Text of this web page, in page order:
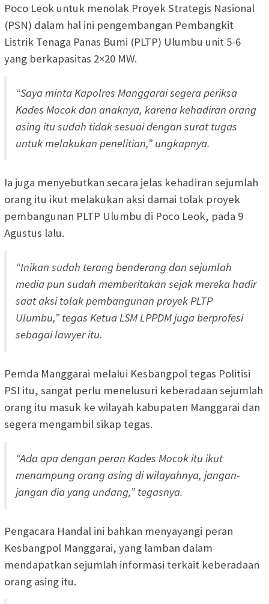
Poco Leok untuk menolak Proyek Strategis Nasional
(PSN) dalam hal ini pengembangan Pembangkit
Listrik Tenaga Panas Bumi (PLTP) Ulumbu unit 5-6
yang berkapasitas 2×20 MW.
“Saya minta Kapolres Manggarai segera periksa
Kades Mocok dan anaknya, karena kehadiran orang
asing itu sudah tidak sesuai dengan surat tugas
untuk melakukan penelitian,” ungkapnya.
Ia juga menyebutkan secara jelas kehadiran sejumlah
orang itu ikut melakukan aksi damai tolak proyek
pembangunan PLTP Ulumbu di Poco Leok, pada 9
Agustus lalu.
“Inikan sudah terang benderang dan sejumlah
media pun sudah memberitakan sejak mereka hadir
saat aksi tolak pembangunan proyek PLTP
Ulumbu,” tegas Ketua LSM LPPDM juga berprofesi
sebagai lawyer itu.
Pemda Manggarai melalui Kesbangpol tegas Politisi
PSI itu, sangat perlu menelusuri keberadaan sejumlah
orang itu masuk ke wilayah kabupaten Manggarai dan
segera mengambil sikap tegas.
“Ada apa dengan peran Kades Mocok itu ikut
menampung orang asing di wilayahnya, jangan-
jangan dia yang undang,” tegasnya.
Pengacara Handal ini bahkan menyayangi peran
Kesbangpol Manggarai, yang lamban dalam
mendapatkan sejumlah informasi terkait keberadaan
orang asing itu.